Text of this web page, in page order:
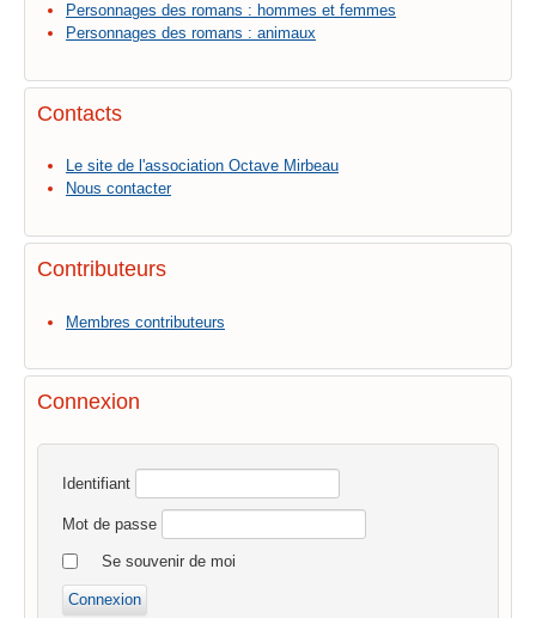
Personnages des romans : hommes et femmes
Personnages des romans : animaux
Contacts
Le site de l'association Octave Mirbeau
Nous contacter
Contributeurs
Membres contributeurs
Connexion
Identifiant
Mot de passe
Se souvenir de moi